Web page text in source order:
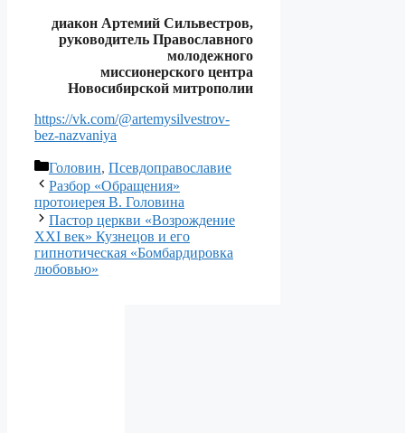
диакон Артемий Сильвестров,
руководитель Православного
молодежного
миссионерского центра
Новосибирской митрополии
https://vk.com/@artemysilvestrov-
bez-nazvaniya
Рубрики
Головин, Псевдоправославие
Разбор «Обращения»
протоиерея В. Головина
Пастор церкви «Возрождение
XXI век» Кузнецов и его
гипнотическая «Бомбардировка
любовью»